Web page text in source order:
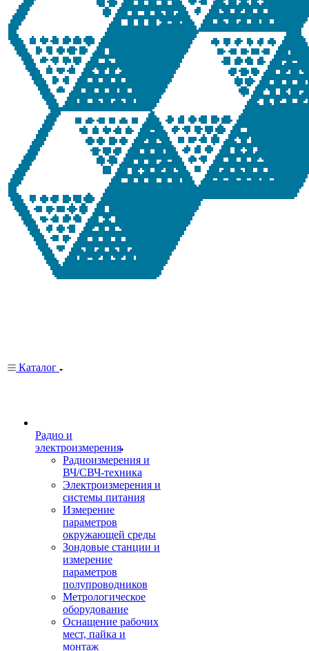
Каталог
Радио и
электроизмерения
Радиоизмерения и
ВЧ/СВЧ-техника
Электроизмерения и
системы питания
Измерение
параметров
окружающей среды
Зондовые станции и
измерение
параметров
полупроводников
Метрологическое
оборудование
Оснащение рабочих
мест, пайка и
монтаж